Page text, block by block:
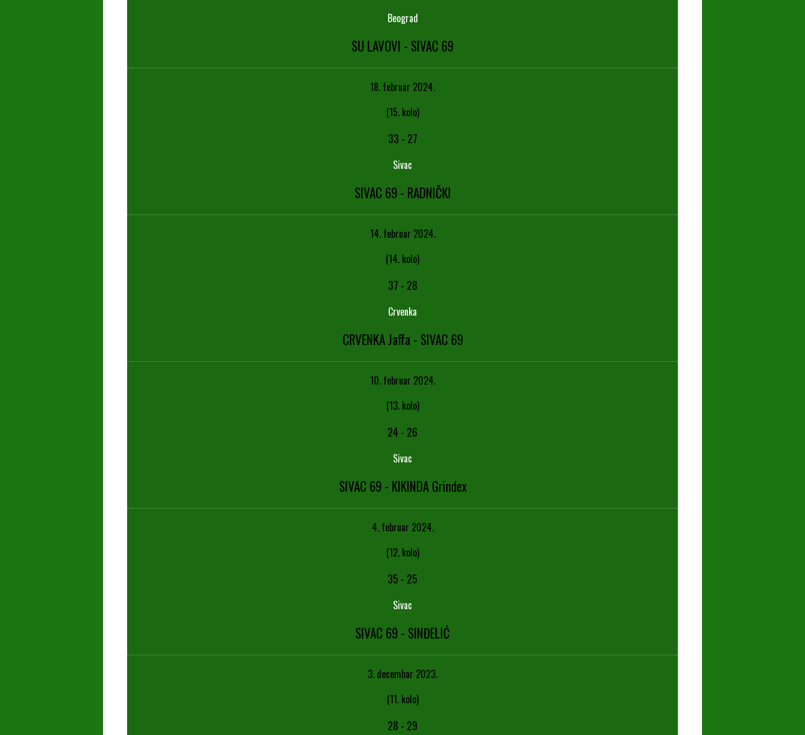
Beograd
SU LAVOVI - SIVAC 69
18. februar 2024.
(15. kolo)
33 - 27
Sivac
SIVAC 69 - RADNIČKI
14. februar 2024.
(14. kolo)
37 - 28
Crvenka
CRVENKA Jaffa - SIVAC 69
10. februar 2024.
(13. kolo)
24- 26
Sivac
SIVAC 69 - KIKINDA Grindex
4. februar 2024.
(12. kolo)
35 - 25
Sivac
SIVAC 69 - SINĐELIĆ
3. decembar 2023.
(11. kolo)
28 - 29